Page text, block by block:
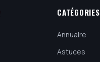
CATÉGORIES
Annuaire
Astuces